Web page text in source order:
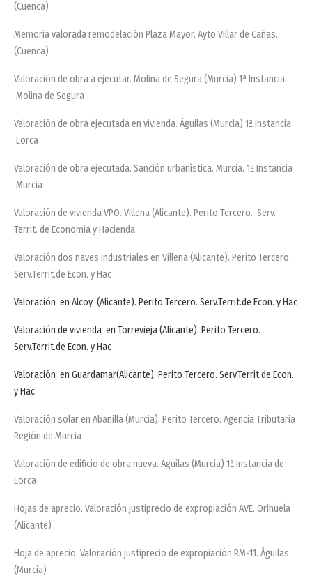
(Cuenca)
Memoria valorada remodelación Plaza Mayor. Ayto Villar de Cañas.
(Cuenca)
Valoración de obra a ejecutar. Molina de Segura (Murcia) 1ª Instancia
Molina de Segura
Valoración de obra ejecutada en vivienda. Águilas (Murcia) 1ª Instancia
Lorca
Valoración de obra ejecutada. Sanción urbanística. Murcia. 1ª Instancia
Murcia
Valoración de vivienda VPO. Villena (Alicante). Perito Tercero. Serv.
Territ. de Economía y Hacienda.
Valoración dos naves industriales en Villena (Alicante). Perito Tercero.
Serv.Territ.de Econ. y Hac
Valoración en Alcoy (Alicante). Perito Tercero. Serv.Territ.de Econ. y Hac
Valoración de vivienda en Torrevieja (Alicante). Perito Tercero.
Serv.Territ.de Econ. y Hac
Valoración en Guardamar(Alicante). Perito Tercero. Serv.Territ.de Econ.
y Hac
Valoración solar en Abanilla (Murcia). Perito Tercero. Agencia Tributaria
Región de Murcia
Valoración de edificio de obra nueva. Águilas (Murcia) 1ª Instancia de
Lorca
Hojas de aprecio. Valoración justiprecio de expropiación AVE. Orihuela
(Alicante)
Hoja de aprecio. Valoración justiprecio de expropiación RM-11. Águilas
(Murcia)